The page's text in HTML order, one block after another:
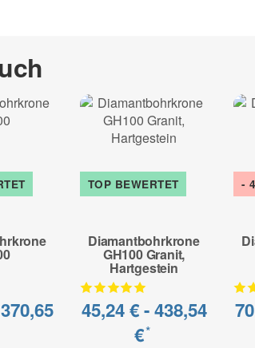
370,65
TOP BEWERTET
Diamantbohrkrone
GH100 Granit,
Hartgestein
45,24 € -438,54
€*
-